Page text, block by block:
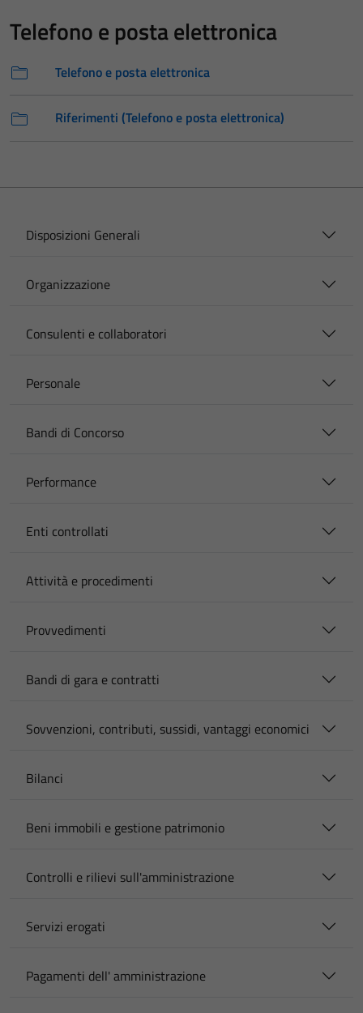
Telefono e posta elettronica
Telefono e posta elettronica
Riferimenti (Telefono e posta elettronica)
Disposizioni Generali
Organizzazione
Consulenti e collaboratori
Personale
Bandi di Concorso
Performance
Enti controllati
Attività e procedimenti
Provvedimenti
Bandi di gara e contratti
Sovvenzioni, contributi, sussidi, vantaggi economici
Bilanci
Beni immobili e gestione patrimonio
Controlli e rilievi sull'amministrazione
Servizi erogati
Pagamenti dell' amministrazione